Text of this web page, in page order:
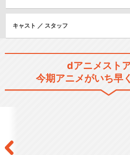
SF/ファンタジー
シリーズ／関連のアニメ作品
サイボ
版）
キャスト ／ スタッフ
dアニメスト
今期アニメがいち早